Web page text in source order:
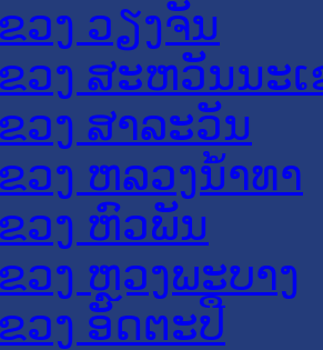
ວງ ວຽງຈັນ
ວງ ສະຫວັນນະ
ວງ ສາລະວັນ
ວງ ຫລວງນໍ້າທາ
ວງ ຫົວພັນ
ວງ ຫຼວງພະບາງ
ວງ ອັດຕະປື